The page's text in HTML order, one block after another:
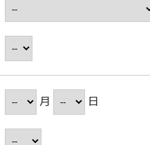
月 日